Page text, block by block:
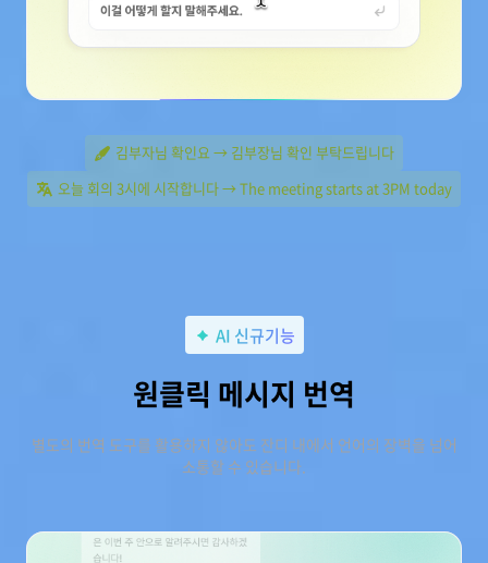
김부자님 확인요 → 김부장님 확인 부탁드립니다
오늘 회의 3시에 시작합니다 → The meeting starts at 3PM today
AI 신규기능
원클릭 메시지 번역
별도의 번역 도구를 활용하지 않아도 잔디 내에서 언어의 장벽을 넘어
소통할 수 있습니다.